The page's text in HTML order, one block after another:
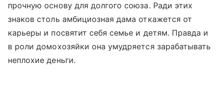
прочную основу для долгого союза. Ради этих
знаков столь амбициозная дама откажется от
карьеры и посвятит себя семье и детям. Правда и
в роли домохозяйки она умудряется зарабатывать
неплохие деньги.